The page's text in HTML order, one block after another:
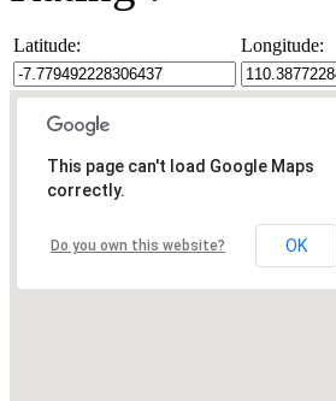
Latitude: Longitude:
This page can't load Google Maps
correctly.
Do you own this website? OK